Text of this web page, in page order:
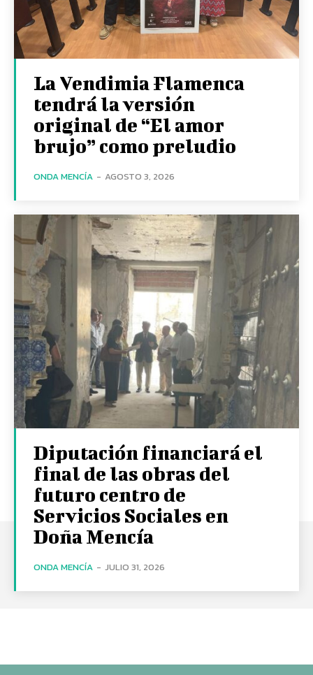
La Vendimia Flamenca
tendrá la versión
original de “El amor
brujo” como preludio
ONDA MENCÍA - AGOSTO 3, 2026
Diputación financiará el
final de las obras del
futuro centro de
Servicios Sociales en
Doña Mencía
ONDA MENCÍA - JULIO 31, 2026